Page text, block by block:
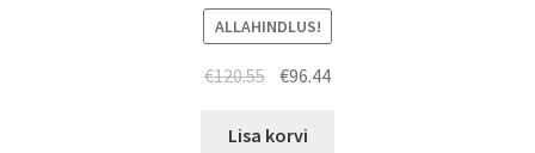
ALLAHINDLUS!
€120.55 Algne
oli:
€96.44Current
Lisa korvi